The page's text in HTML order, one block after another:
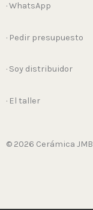
· WhatsApp
· Pedir presupuesto
· Soy distribuidor
· El taller
© 2026 Cerámica